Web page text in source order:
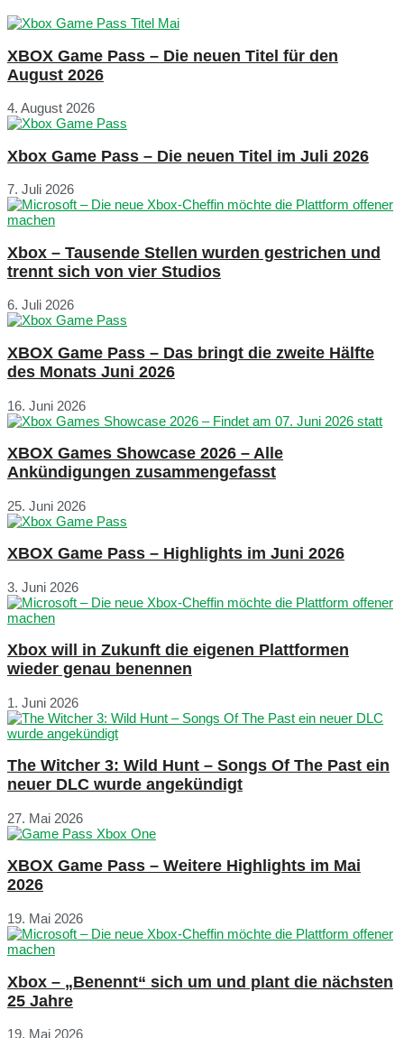
XBOX Game Pass – Die neuen Titel für den
August 2026
4. August 2026
Xbox Game Pass – Die neuen Titel im Juli 2026
7. Juli 2026
Xbox – Tausende Stellen wurden gestrichen und
trennt sich von vier Studios
6. Juli 2026
XBOX Game Pass – Das bringt die zweite Hälfte
des Monats Juni 2026
16. Juni 2026
XBOX Games Showcase 2026 – Alle
Ankündigungen zusammengefasst
25. Juni 2026
XBOX Game Pass – Highlights im Juni 2026
3. Juni 2026
Xbox will in Zukunft die eigenen Plattformen
wieder genau benennen
1. Juni 2026
The Witcher 3: Wild Hunt – Songs Of The Past ein
neuer DLC wurde angekündigt
27. Mai 2026
XBOX Game Pass – Weitere Highlights im Mai
2026
19. Mai 2026
Xbox – „Benennt“ sich um und plant die nächsten
25 Jahre
19. Mai 2026